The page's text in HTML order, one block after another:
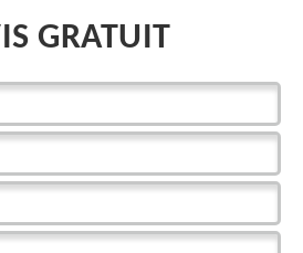
GRATUIT